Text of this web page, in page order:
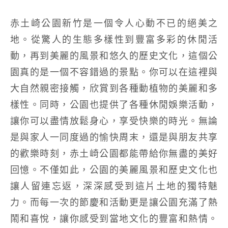
赤土崎公園新竹是一個令人心動不已的絕美之
地。從驚人的生態多樣性到豐富多彩的休閒活
動，再到美麗的風景和悠久的歷史文化，這個公
園真的是一個不容錯過的景點。你可以在這裡與
大自然親密接觸，欣賞到各種動植物的美麗和多
樣性。同時，公園也提供了各種休閒娛樂活動，
讓你可以盡情放鬆身心，享受快樂的時光。無論
是與家人一同度過的愉快周末，還是與朋友共享
的歡樂時刻，赤土崎公園都能帶給你無盡的美好
回憶。不僅如此，公園的美麗風景和歷史文化也
讓人留連忘返，深深感受到這片土地的獨特魅
力。而每一次的節慶和活動更是讓公園充滿了熱
鬧和喜悅，讓你感受到當地文化的豐富和熱情。